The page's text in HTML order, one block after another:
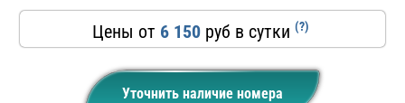
Цены от 6 150руб в сутки (?)
Уточнить наличие номера